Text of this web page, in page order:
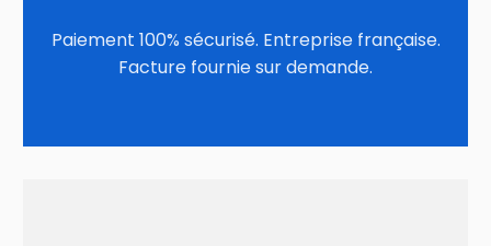
Paiement 100% sécurisé. Entreprise française.
Facture fournie sur demande.